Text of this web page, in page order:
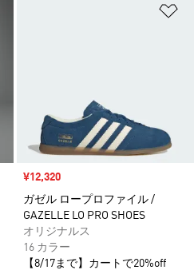
セール価格
¥12,320
ガゼル ロープロファイル /
GAZELLE LO PRO SHOES
オリジナルス
16 カラー
【8/17まで】カートで20%off